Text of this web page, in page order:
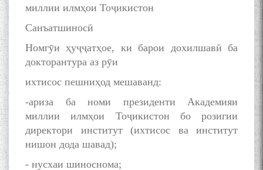
миллии илмҳои Тоҷикистон
Санъатшиносӣ
Номгӯи ҳуҷҷатҳое, ки барои дохилшавӣ ба
докторантура аз рӯи
ихтисос пешниҳод мешаванд:
-ариза ба номи президенти Академияи
миллии илмҳои Тоҷикистон бо розигии
директори институт (ихтисос ва институт
нишон дода шавад);
- нусхаи шиноснома;
БА МУНОСИБАТИ
БУЗУРГДОШТИ РӮЗИ РӮДАКӢ